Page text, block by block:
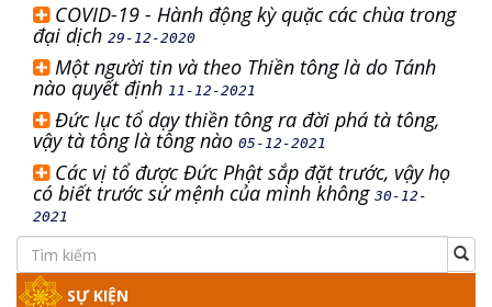
COVID-19 - Hành động kỳ quặc các chùa trong
đại dịch 29-12-2020
Một người tin và theo Thiền tông là do Tánh
nào quyết định 11-12-2021
Đức lục tổ dạy thiền tông ra đời phá tà tông,
vậy tà tông là tông nào 05-12-2021
Các vị tổ được Đức Phật sắp đặt trước, vậy họ
có biết trước sứ mệnh của mình không 30-12-
2021
SỰ KIỆN